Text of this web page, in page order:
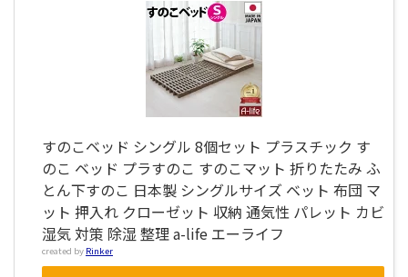
すのこベッド シングル 8個セット プラスチック す
のこ ベッド プラすのこ すのこマット 折りたたみ ふ
とん下すのこ 日本製 シングルサイズ ベット 布団 マ
ット 押入れ クローゼット 収納 通気性 パレット カビ
湿気 対策 除湿 整理 a-life エーライフ
created by Rinker